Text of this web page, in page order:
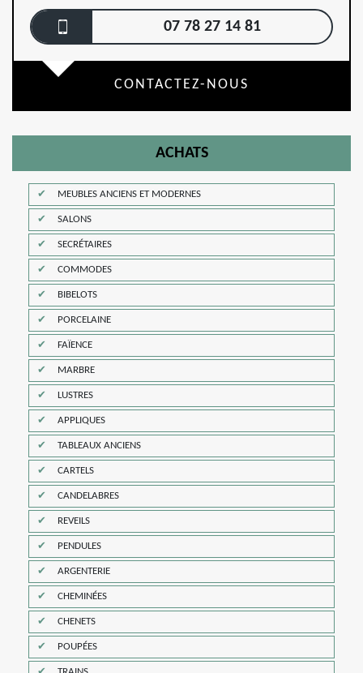
07 78 27 14 81
CONTACTEZ-NOUS
ACHATS
MEUBLES ANCIENS ET MODERNES
SALONS
SECRÉTAIRES
COMMODES
BIBELOTS
PORCELAINE
FAÏENCE
MARBRE
LUSTRES
APPLIQUES
TABLEAUX ANCIENS
CARTELS
CANDELABRES
REVEILS
PENDULES
ARGENTERIE
CHEMINÉES
CHENETS
POUPÉES